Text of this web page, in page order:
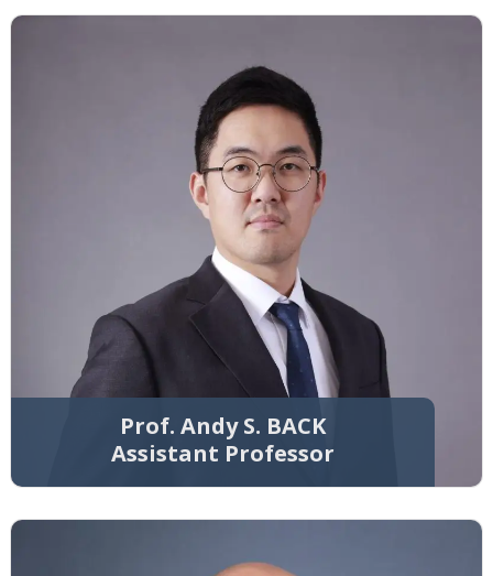
Prof. Andy S. BACK
Assistant Professor